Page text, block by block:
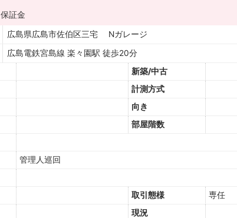
保証金
広島県広島市佐伯区三宅 Nガレージ
広島電鉄宮島線 楽々園駅 徒歩20分
新築/中古
計測方式
向き
部屋階数
管理人巡回
取引態様
専任
現況